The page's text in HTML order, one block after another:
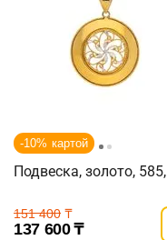
-10% картой
Подвеска, золото, 585,
151 400 ₸
137 600 ₸